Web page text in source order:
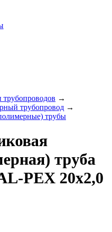
→
трубопровод →
трубы
труба
PEX 20х2,0